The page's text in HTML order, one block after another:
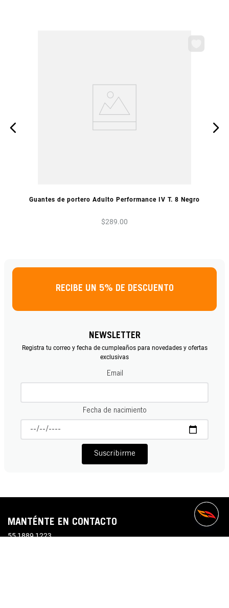
VISTA PREVIA
Guantes de portero Adulto Performance IV T. 8 Negro
$289.00
RECIBE UN 5% DE DESCUENTO
NEWSLETTER
Registra tu correo y fecha de cumpleaños para novedades y ofertas
exclusivas
Email
Fecha de nacimiento
Suscribirme
MANTÉNTE EN CONTACTO
55 1889 1223